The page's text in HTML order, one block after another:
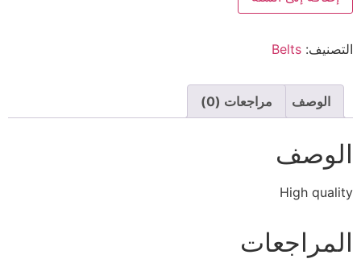
التصنيف: Belts
الوصف مراجعات (0)
الوصف
High quality
المراجعات